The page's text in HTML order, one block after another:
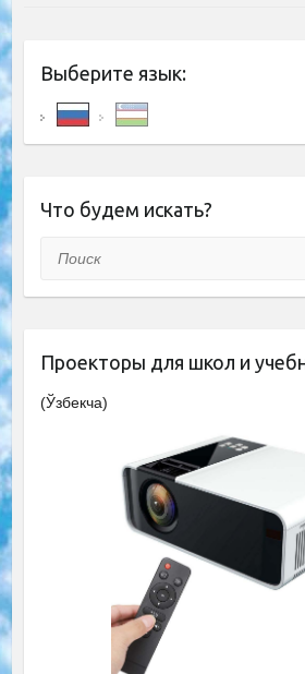
Выберите язык:
Что будем искать?
Поиск
Проекторы для школ и
(Ўзбекча)